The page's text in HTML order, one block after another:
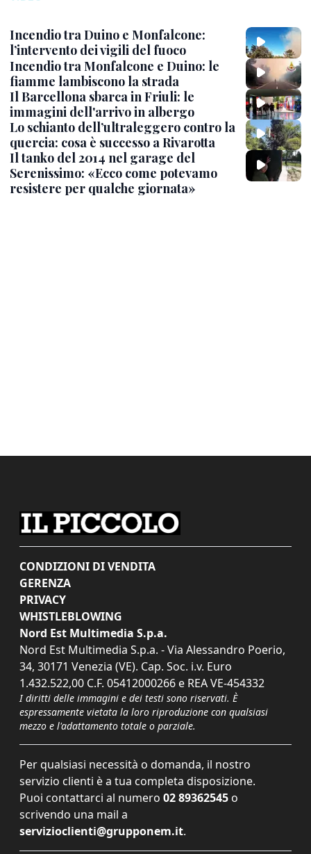
Incendio tra Duino e Monfalcone:
l’intervento dei vigili del fuoco
Incendio tra Monfalcone e Duino: le
fiamme lambiscono la strada
Il Barcellona sbarca in Friuli: le
immagini dell'arrivo in albergo
Lo schianto dell’ultraleggero contro la
quercia: cosa è successo a Rivarotta
Il tanko del 2014 nel garage del
Serenissimo: «Ecco come potevamo
resistere per qualche giornata»
CONDIZIONI DI VENDITA
GERENZA
PRIVACY
WHISTLEBLOWING
Nord Est Multimedia S.p.a.
Nord Est Multimedia S.p.a. - Via Alessandro Poerio,
34, 30171 Venezia (VE). Cap. Soc. i.v. Euro
1.432.522,00 C.F. 05412000266 e REA VE-454332
I diritti delle immagini e dei testi sono riservati. È
espressamente vietata la loro riproduzione con qualsiasi
mezzo e l'adattamento totale o parziale.
Per qualsiasi necessità o domanda, il nostro
servizio clienti è a tua completa disposizione.
Puoi contattarci al numero 02 89362545 o
scrivendo una mail a
servizioclienti@grupponem.it.